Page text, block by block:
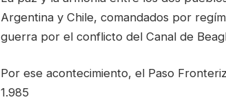
Argentina y Chile, comandados por
guerra por el conflicto del Canal de
Por ese acontecimiento, el Paso
1.985